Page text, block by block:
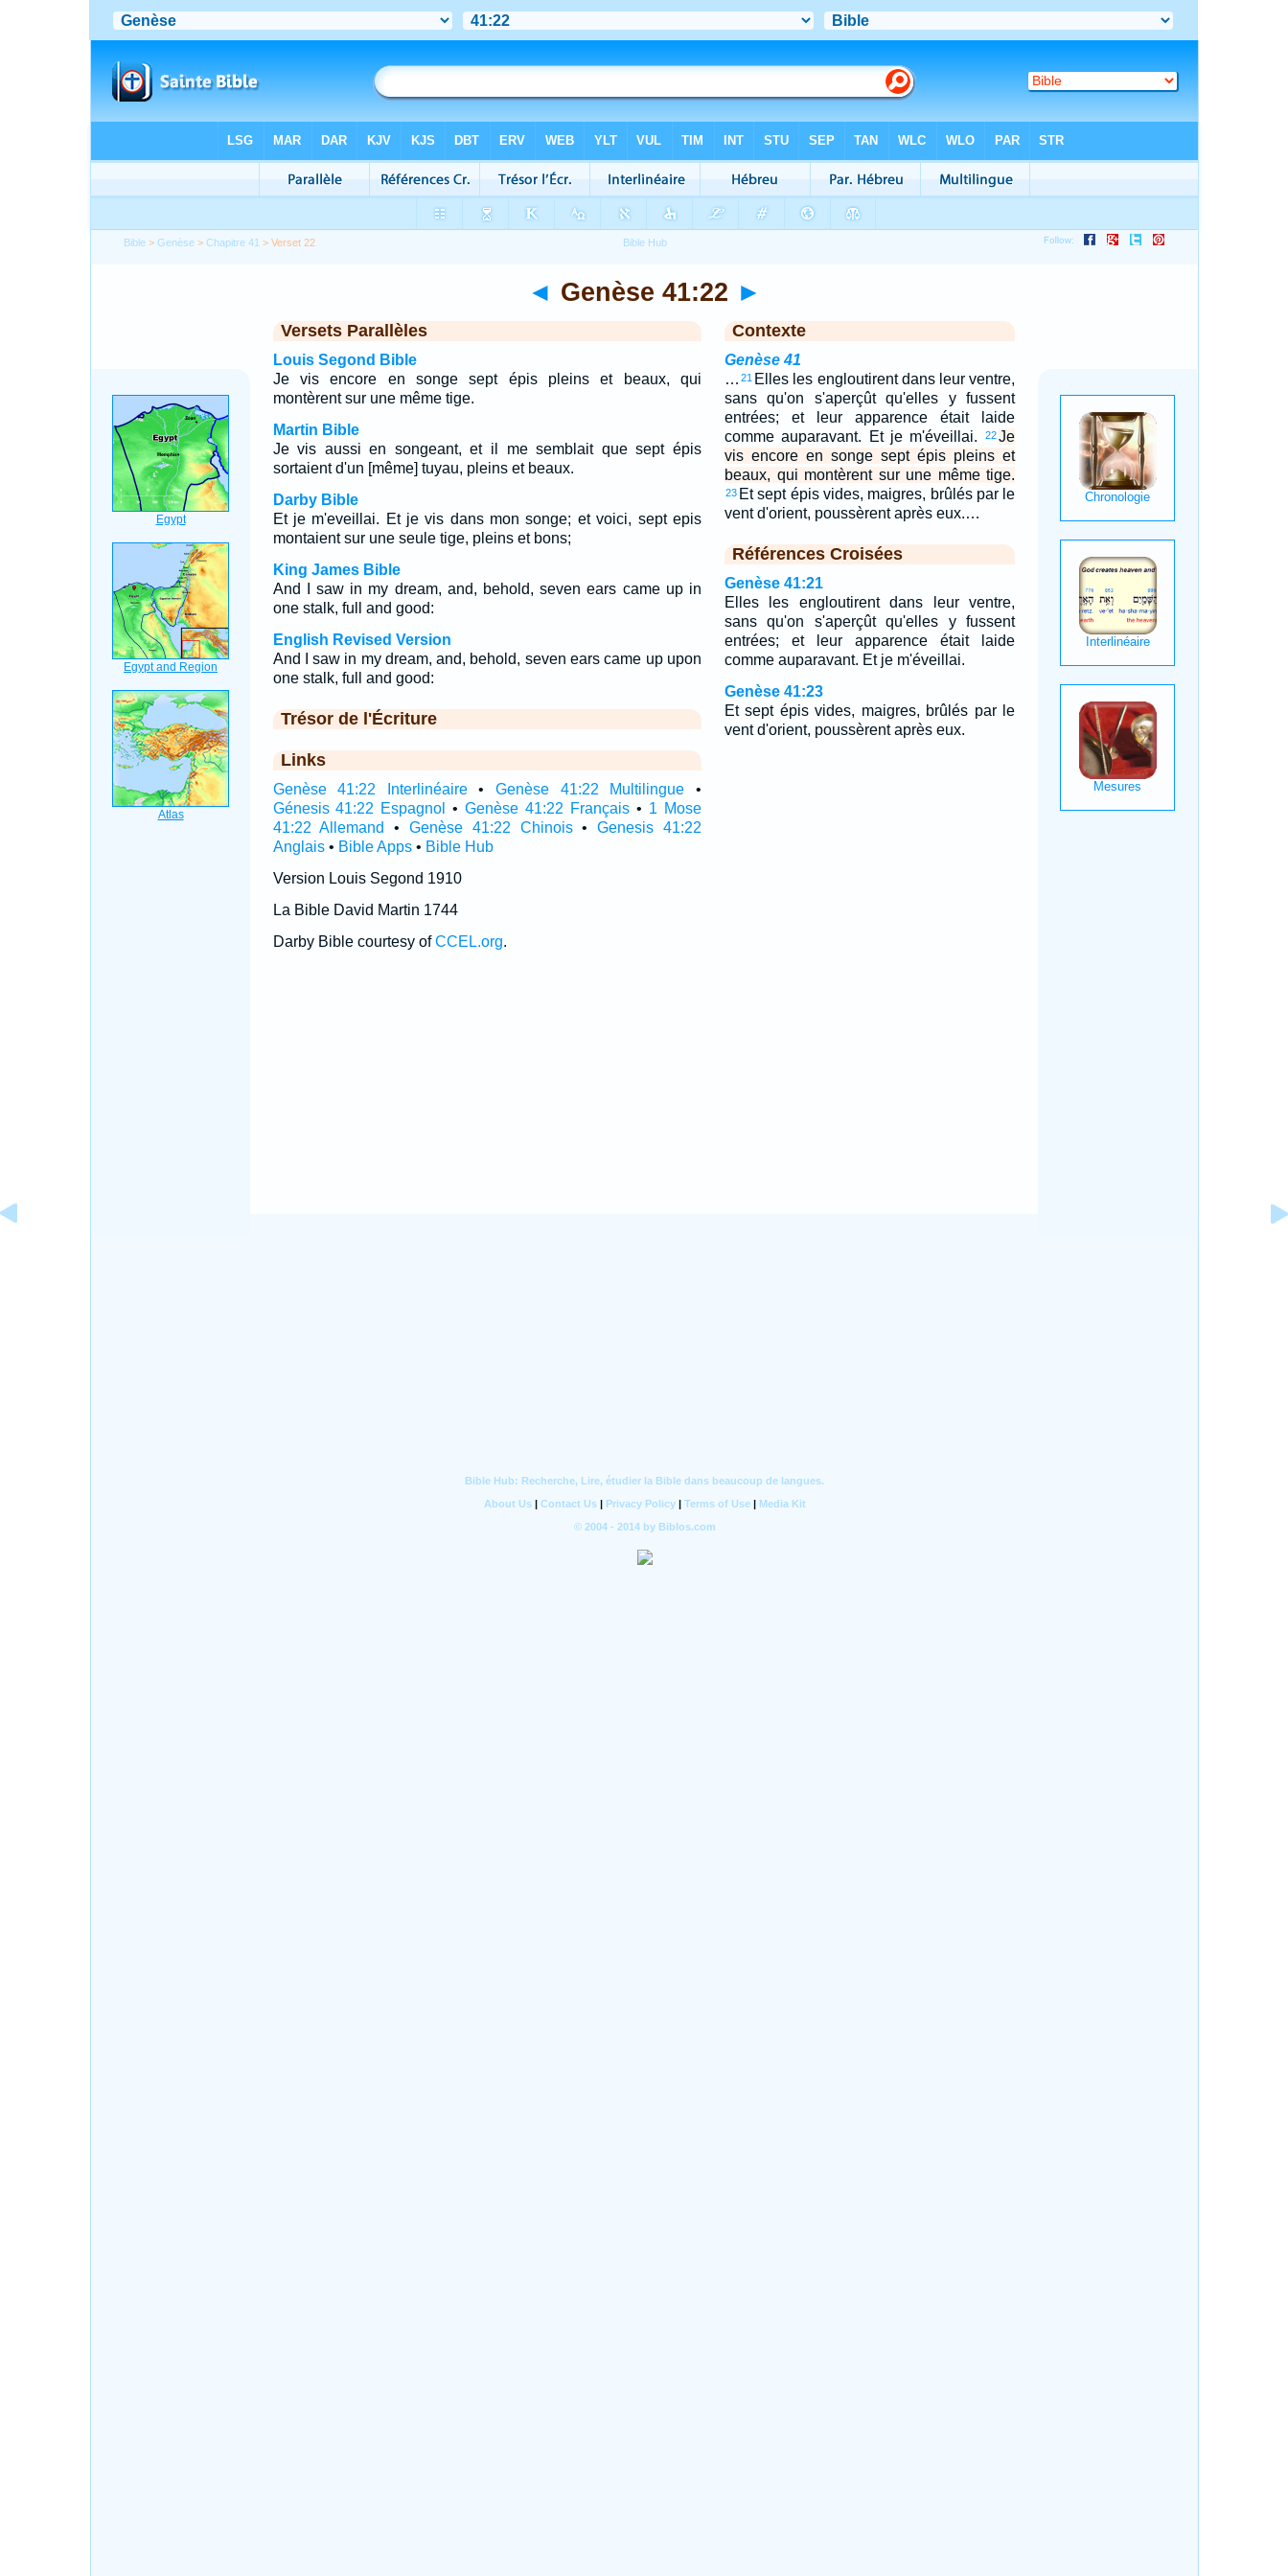
Bible >Genèse >Chapitre 41 > Verset 22
◄ Genèse 41:22 ►
Versets Parallèles
Louis Segond Bible
Je vis encore en songe sept épis pleins et beaux, qui
montèrent sur une même tige.
Martin Bible
Je vis aussi en songeant, et il me semblait que sept épis
sortaient d'un [même] tuyau, pleins et beaux.
Darby Bible
Et je m'eveillai. Et je vis dans mon songe; et voici, sept epis
montaient sur une seule tige, pleins et bons;
King James Bible
And I saw in my dream, and, behold, seven ears came up in
one stalk, full and good:
English Revised Version
And I saw in my dream, and, behold, seven ears came up upon
one stalk, full and good:
Trésor de l'Écriture
Links
Genèse 41:22 Interlinéaire•Genèse 41:22 Multilingue •
Génesis 41:22 Espagnol
•Genèse 41:22 Français • 1 Mose
41:22 Allemand
• Genèse 41:22 Chinois•Genesis 41:22
Anglais• Bible Apps• Bible Hub
Version Louis Segond 1910
La Bible David Martin 1744
Darby Bible courtesy ofCCEL.org.
Contexte
Genèse 41
… 21 Elles les engloutirent dans leur ventre,
sans qu'on s'aperçût qu'elles y fussent
entrées; et leur apparence était laide
comme auparavant. Et je m'éveillai.
22 Je
vis encore en songe sept épis pleins et
beaux, qui montèrent sur une même tige.
23 Et sept épis vides, maigres, brûlés par le
vent d'orient, poussèrent après eux.…
Références Croisées
Genèse 41:21
Elles les engloutirent dans leur ventre,
sans qu'on s'aperçût qu'elles y fussent
entrées; et leur apparence était laide
comme auparavant. Et je m'éveillai.
Genèse 41:23
Et sept épis vides, maigres, brûlés par le
vent d'orient, poussèrent après eux.